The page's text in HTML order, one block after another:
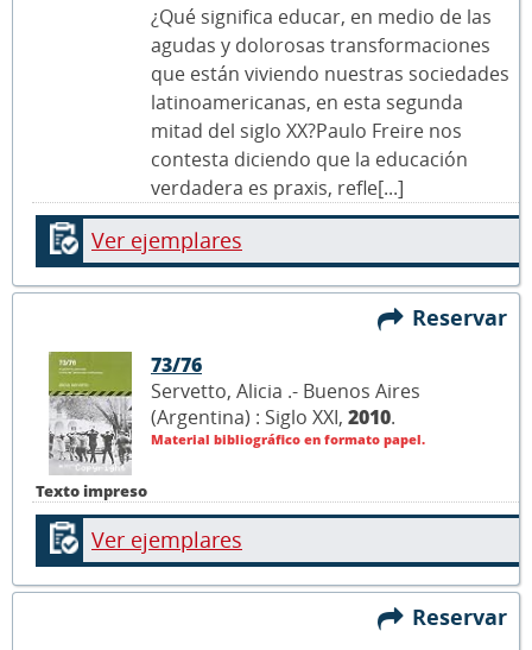
¿Qué significa educar, en medio de las
agudas y dolorosas transformaciones
que están viviendo nuestras sociedades
latinoamericanas, en esta segunda
mitad del siglo XX?Paulo Freire nos
contesta diciendo que la educación
verdadera es praxis, refle[...]
Ver ejemplares
Reservar
Texto impreso
73/76
Servetto, Alicia .- Buenos Aires
(Argentina) : Siglo XXI, 2010.
Material bibliográfico en formato papel.
Ver ejemplares
Reservar